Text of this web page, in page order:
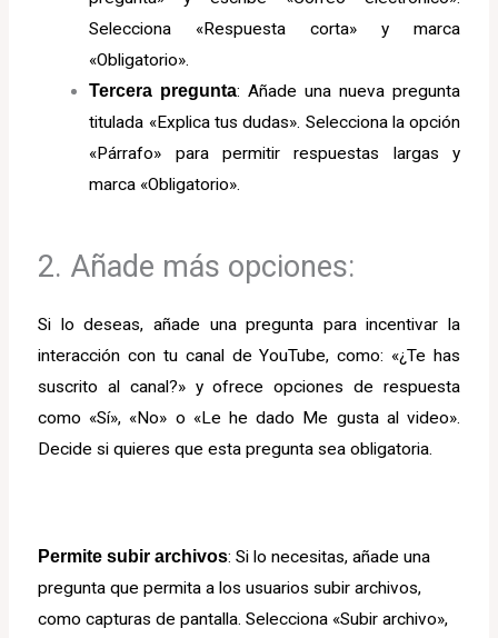
Selecciona «Respuesta corta» y marca
«Obligatorio».
Tercera pregunta: Añade una nueva pregunta
titulada «Explica tus dudas». Selecciona la opción
«Párrafo» para permitir respuestas largas y
marca «Obligatorio».
2. Añade más opciones:
Si lo deseas, añade una pregunta para incentivar la
interacción con tu canal de YouTube, como: «¿Te has
suscrito al canal?» y ofrece opciones de respuesta
como «Sí», «No» o «Le he dado Me gusta al video».
Decide si quieres que esta pregunta sea obligatoria.
Permite subir archivos: Si lo necesitas, añade una
pregunta que permita a los usuarios subir archivos,
como capturas de pantalla. Selecciona «Subir archivo»,